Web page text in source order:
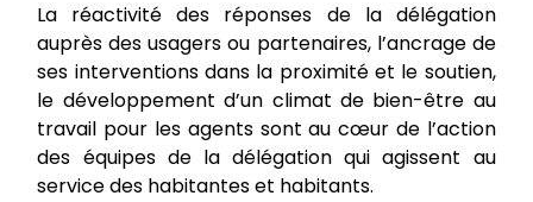
La réactivité des réponses de la délégation
auprès des usagers ou partenaires, l’ancrage de
ses interventions dans la proximité et le soutien,
le développement d’un climat de bien-être au
travail pour les agents sont au cœur de l’action
des équipes de la délégation qui agissent au
service des habitantes et habitants.